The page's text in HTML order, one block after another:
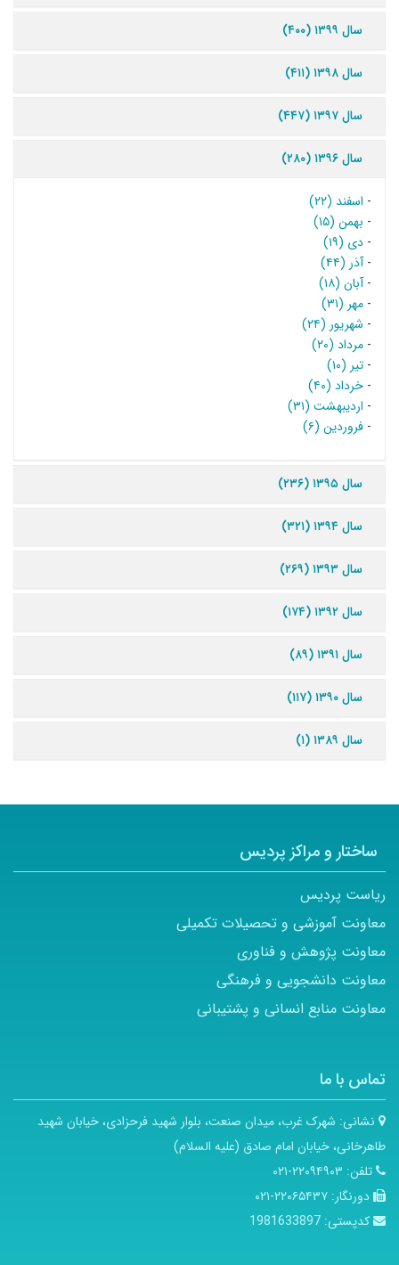
سال ۱۳۹۹ (۴۰۰)
سال ۱۳۹۸ (۴۱۱)
سال ۱۳۹۷ (۴۴۷)
سال ۱۳۹۶ (۲۸۰)
- اسفند (۲۲)
- بهمن (۱۵)
- دی (۱۹)
-آذر (۴۴)
-آبان (۱۸)
- مهر (۳۱)
- شهریور (۲۴)
- مرداد (۲۰)
- تیر (۱۰)
- خرداد (۴۰)
- اردیبهشت (۳۱)
- فروردین (۶)
سال ۱۳۹۵ (۲۳۶)
سال ۱۳۹۴ (۳۲۱)
سال ۱۳۹۳ (۲۶۹)
سال ۱۳۹۲ (۱۷۴)
سال ۱۳۹۱ (۸۹)
سال ۱۳۹۰ (۱۱۷)
سال ۱۳۸۹ (۱)
ساختار و مراکز پردیس
ریاست پردیس
معاونت آموزشی و تحصیلات تکمیلی
معاونت پژوهش و فناوری
معاونت دانشجویی و فرهنگی
معاونت منابع انسانی و پشتیبانی
تماس با ما
نشانی: شهرک غرب، میدان صنعت، بلوار شهید فرحزادی، خیابان شهید
طاهرخانی، خیابان امام صادق (علیه السلام)
تلفن: ۲۲۰۹۴۹۰۳-۰۲۱
دورنگار: ۲۲۰۶۵۴۳۷-۰۲۱
کدپستی: 1981633897